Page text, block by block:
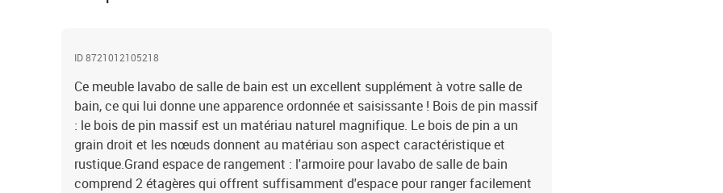
ID 8721012105218
Ce meuble lavabo de salle de bain est un excellent supplément à votre salle de
bain, ce qui lui donne une apparence ordonnée et saisissante ! Bois de pin massif
: le bois de pin massif est un matériau naturel magnifique. Le bois de pin a un
grain droit et les nœuds donnent au matériau son aspect caractéristique et
rustique.Grand espace de rangement : l'armoire pour lavabo de salle de bain
comprend 2 étagères qui offrent suffisamment d'espace pour ranger facilement